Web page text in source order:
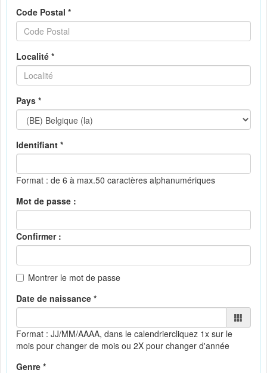
Code Postal *
Localité *
Pays *
Identifiant *
Format : de 6 à max.50 caractères alphanumériques
Mot de passe :
Confirmer :
Montrer le mot de passe
Date de naissance *
Format : JJ/MM/AAAA, dans le calendriercliquez 1x sur le
mois pour changer de mois ou 2X pour changer d'année
Genre *